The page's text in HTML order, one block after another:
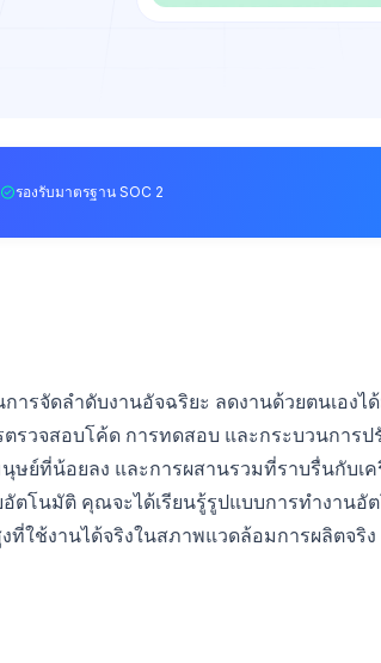
รองรับมาตรฐาน SOC 2
ารจัดลำดับงานอัจฉริยะ ลดงานด้วยตนเองไ
วจสอบโค้ด การทดสอบ และกระบวนการป
ษย์ที่น้อยลง และการผสานรวมที่ราบรื่นกับเ
อัตโนมัติ คุณจะได้เรียนรู้รูปแบบการทำงานอั
ใช้งานได้จริงในสภาพแวดล้อมการผลิตจริง